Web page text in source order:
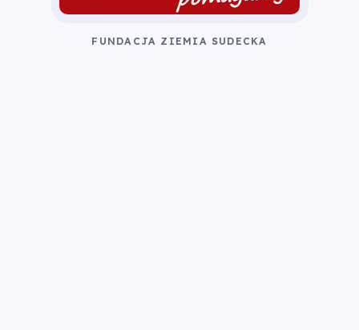
FUNDACJA ZIEMIA SUDECKA